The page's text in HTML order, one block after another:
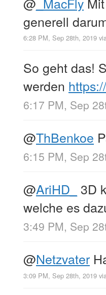
generell
6:28 PM, Sep 28th, 2019
So geht das!
werden
6:17 PM, Sep
@ThBenkoe
6:15 PM, Sep
@AriHD_
3D
welche es
3:49 PM, Sep
@Netzvater
3:09 PM, Sep 28th, 2019 via